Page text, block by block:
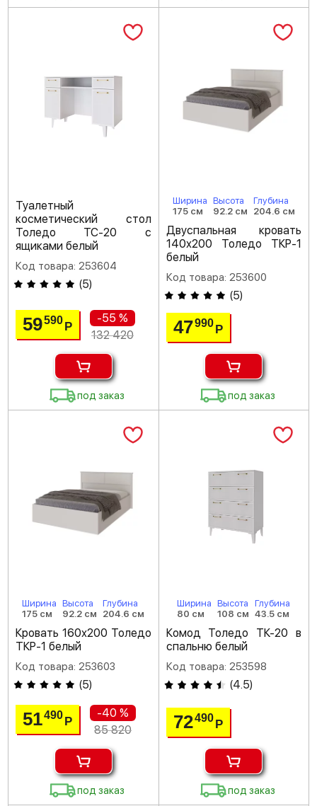
Туалетный
косметический стол
Толедо ТС-20 с
ящиками белый
Код товара: 253604
(5)
59590Р
-55 %
132 420
под заказ
Ширина
175 см
Высота
92.2 см
Глубина
204.6 см
Двуспальная кровать
140х200 Толедо ТКР-1
белый
Код товара: 253600
(5)
47990 Р
под заказ
Ширина
175 см
Высота
92.2 см
Глубина
204.6 см
Кровать 160х200 Толедо
ТКР-1 белый
Код товара: 253603
(5)
51490Р
-40 %
85 820
под заказ
Ширина
80 см
Высота
108 см
Глубина
43.5 см
Комод Толедо ТК-20 в
спальню белый
Код товара: 253598
(4.5)
72490 Р
под заказ